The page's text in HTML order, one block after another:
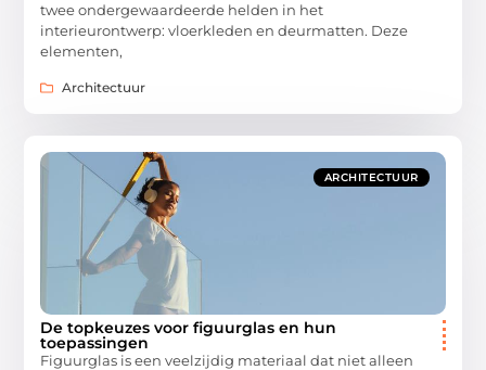
twee ondergewaardeerde helden in het
interieurontwerp: vloerkleden en deurmatten. Deze
elementen,
Architectuur
ARCHITECTUUR
De topkeuzes voor figuurglas en hun
toepassingen
Figuurglas is een veelzijdig materiaal dat niet alleen